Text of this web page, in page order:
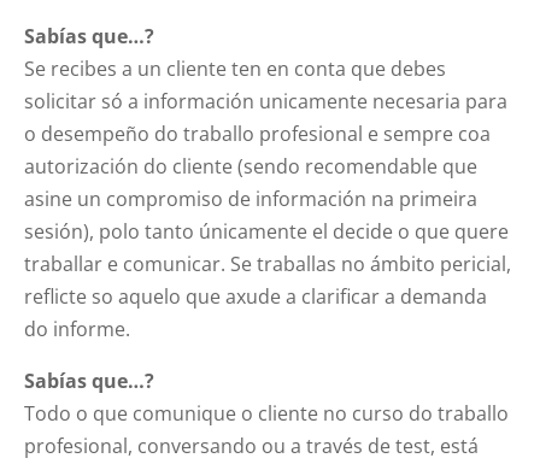
Sabías que…?
Se recibes a un cliente ten en conta que debes
solicitar só a información unicamente necesaria para
o desempeño do traballo profesional e sempre coa
autorización do cliente (sendo recomendable que
asine un compromiso de información na primeira
sesión), polo tanto únicamente el decide o que quere
traballar e comunicar. Se traballas no ámbito pericial,
reflicte so aquelo que axude a clarificar a demanda
do informe.
Sabías que…?
Todo o que comunique o cliente no curso do traballo
profesional, conversando ou a través de test, está